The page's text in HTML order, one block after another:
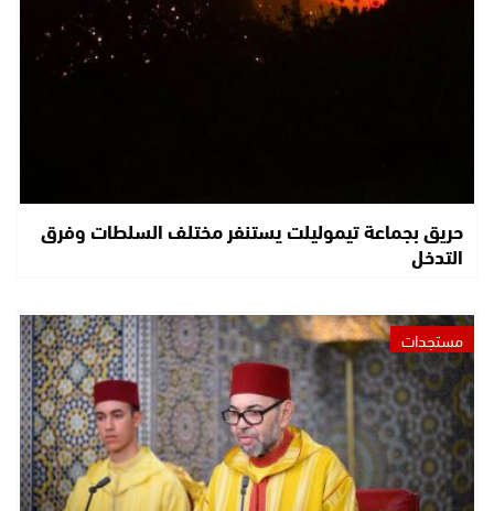
حريق بجماعة تيموليلت يستنفر مختلف السلطات وفرق
التدخل
مستجدات